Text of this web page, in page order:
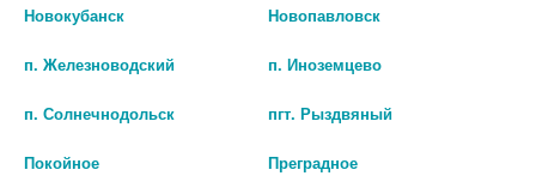
Новокубанск Новопавловск
п. Железноводский п. Иноземцево
п. Солнечнодольск пгт. Рыздвяный
Покойное Преградное